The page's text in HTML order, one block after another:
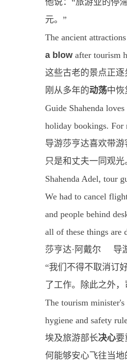
元。”
The ancient
a blow after tourism
这些古老的景点正
刚从多年的动荡中恢
Guide Shahenda
holiday bookings. For
导游莎亨达喜欢带
只是和丈夫一同观光
Shahenda Adel, tour
We had to cancel
and people behind
all of these things are
莎亨达·阿戴尔 导
“我们不得不取消订
了工作。除此之外
The tourism minister's
hygiene and safety
埃及旅游部长决心要
何能够安心飞往当地